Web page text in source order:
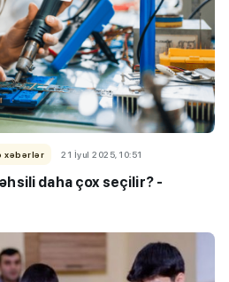
xəbərlər 21 İyul 2025, 10:51
daha çox seçilir? -